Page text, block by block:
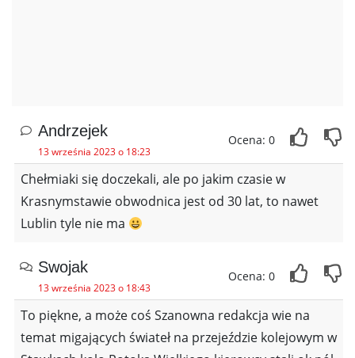
Andrzejek
13 września 2023 o 18:23
Ocena: 0
Chełmiaki się doczekali, ale po jakim czasie w
Krasnymstawie obwodnica jest od 30 lat, to nawet
Lublin tyle nie ma
Swojak
13 września 2023 o 18:43
Ocena: 0
To piękne, a może coś Szanowna redakcja wie na
temat migających świateł na przejeździe kolejowym w